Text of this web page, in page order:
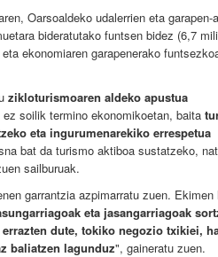
Oarsoaldeko udalerrien eta garapen-
bideratutako funtsen bidez (6,7
ekonomiaren garapenerako
zikloturismoaren aldeko apustua
ez soilik termino ekonomikoetan, baita
eta ingurumenarekiko errespetua
bat da turismo aktiboa sustatzeko,
sailburuak.
garrantzia azpimarratu zuen. Ekimen
eta jasangarriagoak
dute, tokiko negozio txikiei,
baliatzen lagunduz", gaineratu zuen.